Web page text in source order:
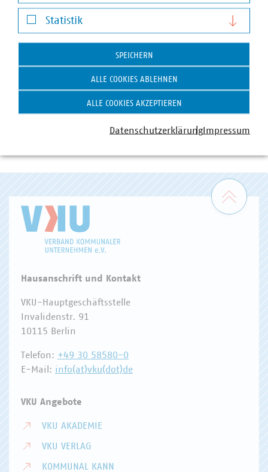
ENERGIEWIRTSCHAFTWASSER/ABWASSERDIGITALISIERUNG/TKABFALLWIRTSCHAFT
RECHT
Zum
Hausanschrift und Kontakt
VKU-Hauptgeschäftsstelle
Invalidenstr. 91
10115 Berlin
Telefon: +49 30 58580-0
E-Mail: info(at)vku(dot)de
VKU Angebote
VKU AKADEMIE
VKU VERLAG
KOMMUNAL KANN
Darstellung von YouTube-Videos
Statistik
Statistik
SPEICHERN
ALLE COOKIES ABLEHNEN
ALLE COOKIES AKZEPTIEREN
DatenschutzerklärungImpressum